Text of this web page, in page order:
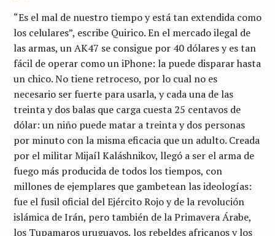
“Es el mal de nuestro tiempo y está tan extendida como
los celulares”, escribe Quirico. En el mercado ilegal de
las armas, un AK47 se consigue por 40 dólares y es tan
fácil de operar como un iPhone: la puede disparar hasta
un chico. No tiene retroceso, por lo cual no es
necesario ser fuerte para usarla, y cada una de las
treinta y dos balas que carga cuesta 25 centavos de
dólar: un niño puede matar a treinta y dos personas
por minuto con la misma eficacia que un adulto. Creada
por el militar Mijaíl Kaláshnikov, llegó a ser el arma de
fuego más producida de todos los tiempos, con
millones de ejemplares que gambetean las ideologías:
fue el fusil oficial del Ejército Rojo y de la revolución
islámica de Irán, pero también de la Primavera Árabe,
los Tupamaros uruguayos, los rebeldes africanos y los